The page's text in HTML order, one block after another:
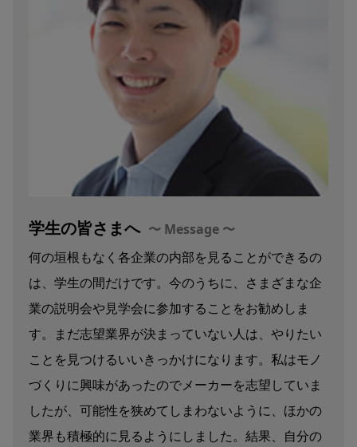
学生の皆さまへ
何の垣根もなく各企業の内部を見ることができるの
は、学生の間だけです。今のうちに、さまざまな企
業の説明会や見学会に参加することをお勧めしま
す。まだ志望業界が決まっていない人は、やりたい
ことを見つけるいいきっかけになります。私はモノ
づくりに興味があったのでメーカーを志望していま
したが、可能性を狭めてしまわないように、ほかの
業界も積極的に見るようにしました。結果、自分の